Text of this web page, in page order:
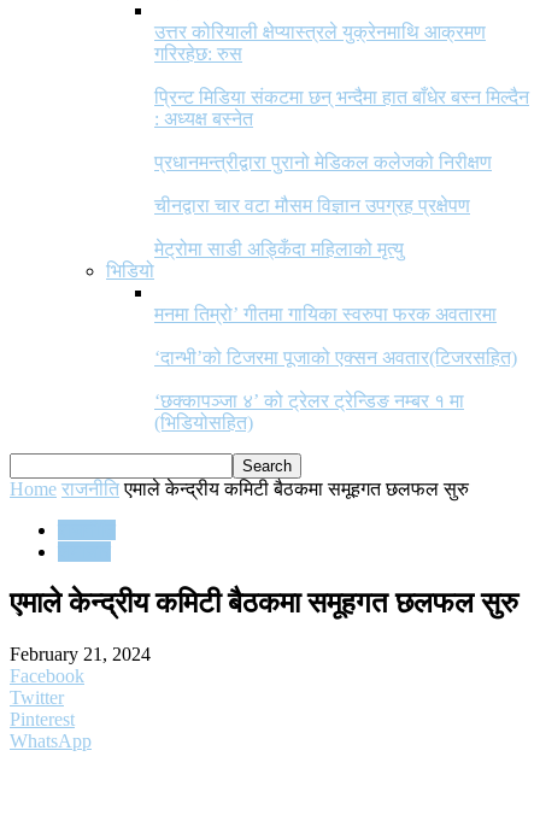
उत्तर कोरियाली क्षेप्यास्त्रले युक्रेनमाथि आक्रमण
गरिरहेछ: रुस
प्रिन्ट मिडिया संकटमा छन् भन्दैमा हात बाँधेर बस्न मिल्दैन
: अध्यक्ष बस्नेत
प्रधानमन्त्रीद्वारा पुरानो मेडिकल कलेजको निरीक्षण
चीनद्वारा चार वटा मौसम विज्ञान उपग्रह प्रक्षेपण
मेट्रोमा साडी अड्किँदा महिलाको मृत्यु
भिडियो
मनमा तिम्रो’ गीतमा गायिका स्वरुपा फरक अवतारमा
‘दान्भी’को टिजरमा पूजाको एक्सन अवतार(टिजरसहित)
‘छक्कापञ्जा ४’ को ट्रेलर ट्रेन्डिङ नम्बर १ मा
(भिडियोसहित)
Home राजनीति एमाले केन्द्रीय कमिटी बैठकमा समूहगत छलफल सुरु
एमाले केन्द्रीय कमिटी बैठकमा समूहगत छलफल सुरु
February 21, 2024
Facebook
Twitter
Pinterest
WhatsApp